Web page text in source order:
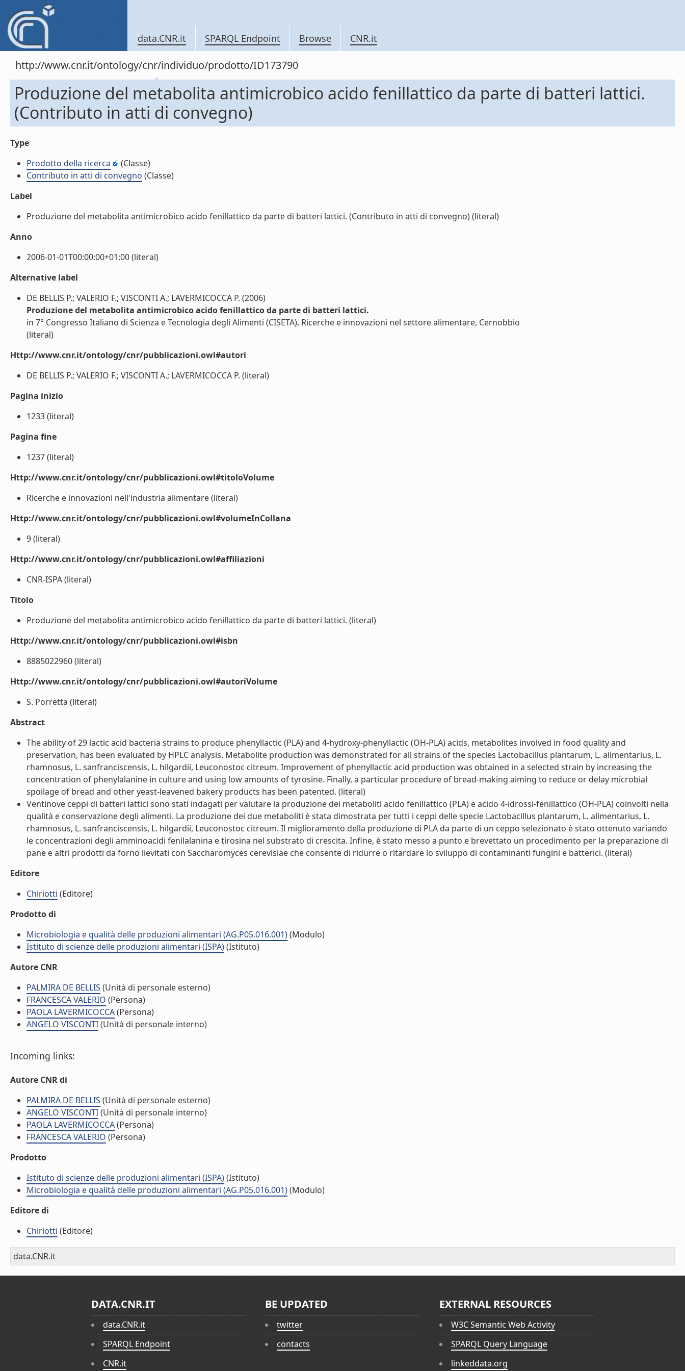
data.CNR.it SPARQL Endpoint Browse CNR.it
http://www.cnr.it/ontology/cnr/individuo/prodotto/ID173790
Produzione del metabolita antimicrobico acido fenillattico da parte di batteri lattici.
(Contributo in atti di convegno)
Type
Prodotto della ricerca
(Classe)
Contributo in atti di convegno (Classe)
Label
Produzione del metabolita antimicrobico acido fenillattico da parte di batteri lattici. (Contributo in atti di convegno) (literal)
Anno
2006-01-01T00:00:00+01:00 (literal)
Alternative label
DE BELLIS P.; VALERIO F.; VISCONTI A.; LAVERMICOCCA P. (2006)
Produzione del metabolita antimicrobico acido fenillattico da parte di batteri lattici.
in 7° Congresso Italiano di Scienza e Tecnologia degli Alimenti (CISETA), Ricerche e innovazioni nel settore alimentare, Cernobbio
(literal)
Http://www.cnr.it/ontology/cnr/pubblicazioni.owl#autori
DE BELLIS P.; VALERIO F.; VISCONTI A.; LAVERMICOCCA P. (literal)
Pagina inizio
1233 (literal)
Pagina fine
1237 (literal)
Http://www.cnr.it/ontology/cnr/pubblicazioni.owl#titoloVolume
Ricerche e innovazioni nell'industria alimentare (literal)
Http://www.cnr.it/ontology/cnr/pubblicazioni.owl#volumeInCollana
9 (literal)
Http://www.cnr.it/ontology/cnr/pubblicazioni.owl#affiliazioni
CNR-ISPA (literal)
Titolo
Produzione del metabolita antimicrobico acido fenillattico da parte di batteri lattici. (literal)
Http://www.cnr.it/ontology/cnr/pubblicazioni.owl#isbn
8885022960 (literal)
Http://www.cnr.it/ontology/cnr/pubblicazioni.owl#autoriVolume
S. Porretta (literal)
Abstract
The ability of 29 lactic acid bacteria strains to produce phenyllactic (PLA) and 4-hydroxy-phenyllactic (OH-PLA) acids, metabolites involved in food quality and
preservation, has been evaluated by HPLC analysis. Metabolite production was demonstrated for all strains of the species Lactobacillus plantarum, L. alimentarius, L.
rhamnosus, L. sanfranciscensis, L. hilgardii, Leuconostoc citreum. Improvement of phenyllactic acid production was obtained in a selected strain by increasing the
concentration of phenylalanine in culture and using low amounts of tyrosine. Finally, a particular procedure of bread-making aiming to reduce or delay microbial
spoilage of bread and other yeast-leavened bakery products has been patented. (literal)
Ventinove ceppi di batteri lattici sono stati indagati per valutare la produzione dei metaboliti acido fenillattico (PLA) e acido 4-idrossi-fenillattico (OH-PLA) coinvolti nella
qualità e conservazione degli alimenti. La produzione dei due metaboliti è stata dimostrata per tutti i ceppi delle specie Lactobacillus plantarum, L. alimentarius, L.
rhamnosus, L. sanfranciscensis, L. hilgardii, Leuconostoc citreum. Il miglioramento della produzione di PLA da parte di un ceppo selezionato è stato ottenuto variando
le concentrazioni degli amminoacidi fenilalanina e tirosina nel substrato di crescita. Infine, è stato messo a punto e brevettato un procedimento per la preparazione di
pane e altri prodotti da forno lievitati con Saccharomyces cerevisiae che consente di ridurre o ritardare lo sviluppo di contaminanti fungini e batterici. (literal)
Editore
Chiriotti (Editore)
Prodotto di
Microbiologia e qualità delle produzioni alimentari (AG.P05.016.001)(Modulo)
Istituto di scienze delle produzioni alimentari (ISPA)(Istituto)
Autore CNR
PALMIRA DE BELLIS (Unità di personale esterno)
FRANCESCA VALERIO (Persona)
PAOLA LAVERMICOCCA(Persona)
ANGELO VISCONTI(Unità di personale interno)
Incoming links:
Autore CNR di
PALMIRA DE BELLIS (Unità di personale esterno)
ANGELO VISCONTI(Unità di personale interno)
PAOLA LAVERMICOCCA(Persona)
FRANCESCA VALERIO (Persona)
Prodotto
Istituto di scienze delle produzioni alimentari (ISPA)(Istituto)
Microbiologia e qualità delle produzioni alimentari (AG.P05.016.001)(Modulo)
Editore di
Chiriotti (Editore)
data.CNR.it
DATA.CNR.IT
data.CNR.it
SPARQL Endpoint
CNR.it
BE UPDATED
twitter
contacts
EXTERNAL RESOURCES
W3C Semantic Web Activity
SPARQL Query Language
linkeddata.org